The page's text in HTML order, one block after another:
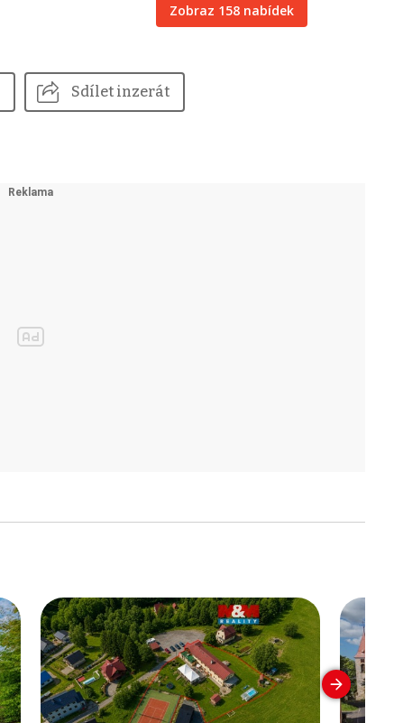
Zobraz 158 nabídek
Sdílet inzerát